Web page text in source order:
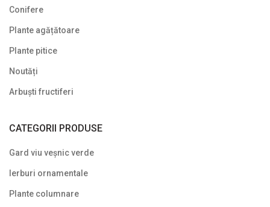
Noutăți
Plante agățătoare
Plante cu frunze albastre/ argintii
Plante cu frunze galbene/ portocalii
Plante cu frunze în două culori
Conifere
Plante agățătoare
Plante pitice
Noutăți
Arbuști fructiferi
CATEGORII PRODUSE
Gard viu veșnic verde
Ierburi ornamentale
Plante columnare